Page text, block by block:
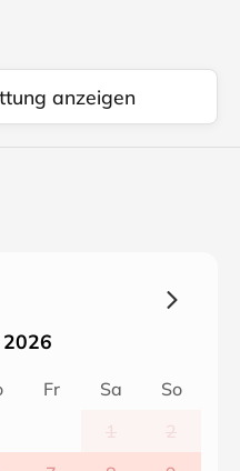
anzeigen
Fr Sa
So
1
2